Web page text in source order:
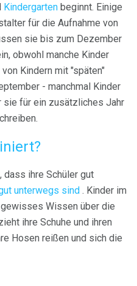
Kindergarten beginnt. Einige
für die Aufnahme von
sie bis zum Dezember
obwohl manche Kinder
Kindern mit "späten"
- manchmal Kinder
sie für ein zusätzliches Jahr
dass ihre Schüler gut
unterwegs sind . Kinder im
Wissen über die
ihre Schuhe und ihren
Hosen reißen und sich die